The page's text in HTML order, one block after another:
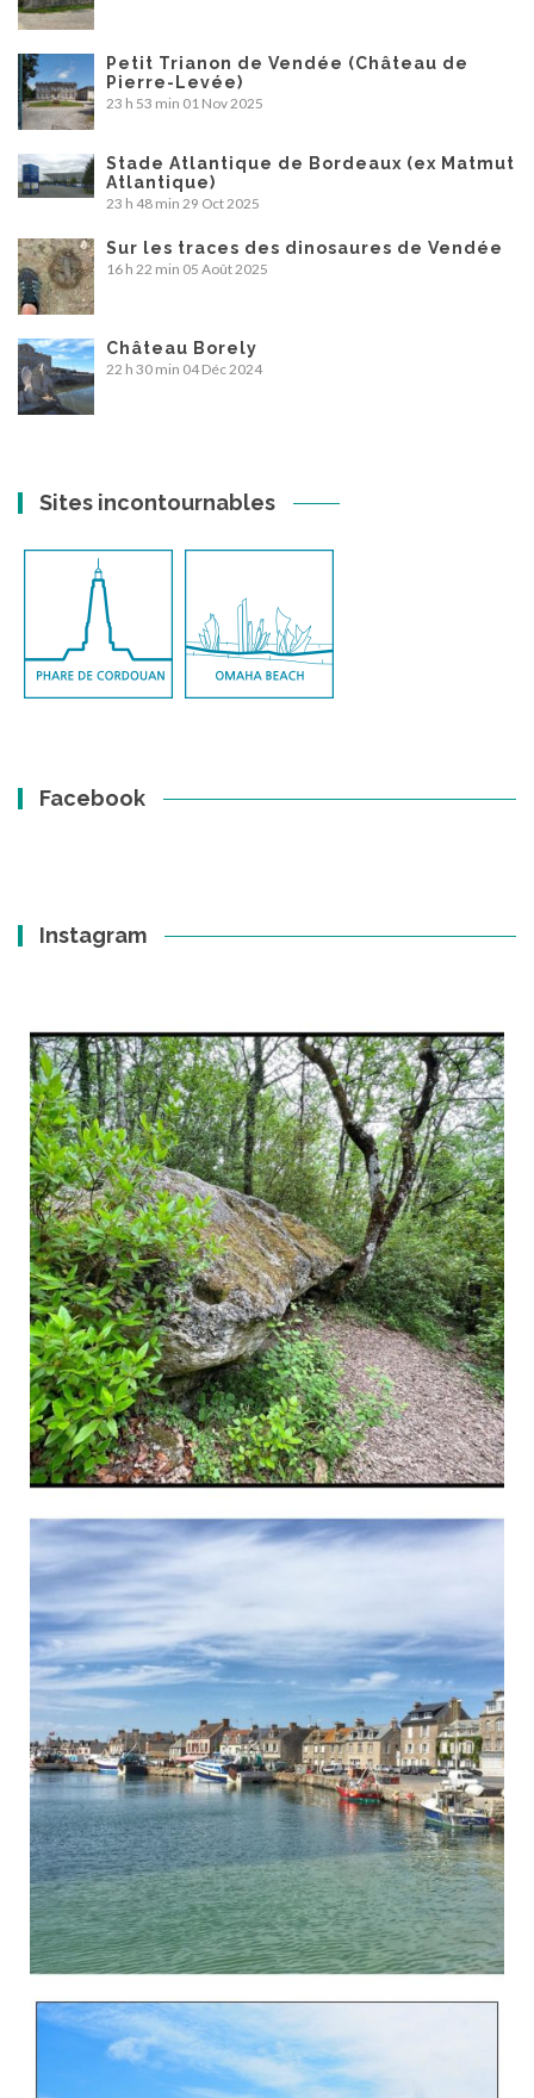
Petit Trianon de Vendée (Château de
Pierre-Levée)
23 h 53 min 01 Nov 2025
Stade Atlantique de Bordeaux (ex Matmut
Atlantique)
23 h 48 min 29 Oct 2025
Sur les traces des dinosaures de Vendée
16 h 22 min 05 Août 2025
Château Borely
22 h 30 min 04 Déc 2024
Sites incontournables
Facebook
Instagram